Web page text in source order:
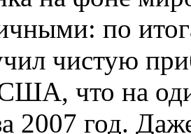
по
чистую
что на
2007 год.